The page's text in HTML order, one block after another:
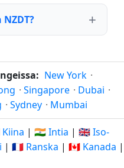
New York ·
· Singapore · Dubai ·
· Sydney · Mumbai
| 🇮🇳 Intia | 🇬🇧 Iso-
| 🇫🇷 Ranska | 🇨🇦 Kanada |